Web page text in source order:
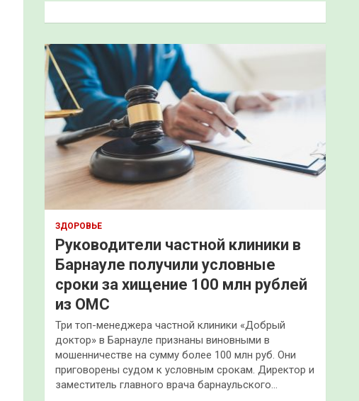
к
ЗДОРОВЬЕ
Руководители частной клиники в
Барнауле получили условные
сроки за хищение 100 млн рублей
из ОМС
Три топ-менеджера частной клиники «Добрый
доктор» в Барнауле признаны виновными в
мошенничестве на сумму более 100 млн руб. Они
приговорены судом к условным срокам. Директор и
заместитель главного врача барнаульского…